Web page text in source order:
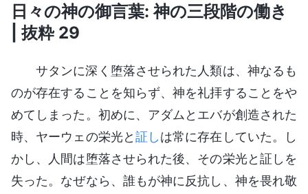
日々の神の御言葉: 神の三段階の働き
| 抜粋 29
サタンに深く堕落させられた人類は、神なるも
のが存在することを知らず、神を礼拝することをや
めてしまった。初めに、アダムとエバが創造された
時、ヤーウェの栄光と証しは常に存在していた。し
かし、人間は堕落させられた後、その栄光と証しを
失った。なぜなら、誰もが神に反抗し、神を畏れ敬